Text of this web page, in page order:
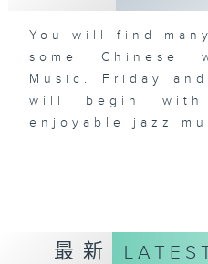
You will find
some Chinese
Music. Friday
will begin
enjoyable jazz
When you are
「長夜細聽」節目當
最新